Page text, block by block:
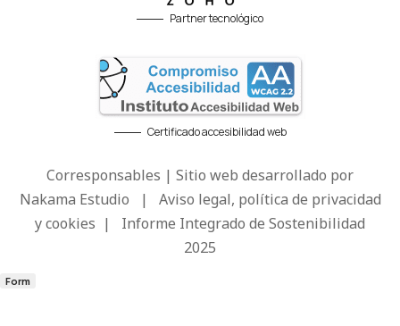
Partner tecnológico
Certificado accesibilidad web
Corresponsables | Sitio web desarrollado por
Nakama Estudio | Aviso legal, política de privacidad
y cookies | Informe Integrado de Sostenibilidad
2025
Form